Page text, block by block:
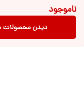
ناموجود
دیدن محصولات